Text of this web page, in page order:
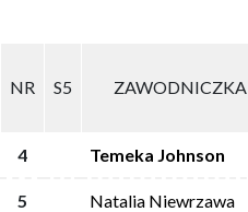
NR S5 ZAWODNICZKA
4 Temeka Johnson
5 Natalia Niewrzawa
NR S5 ZAWODNICZKA
4 Temeka Johnson
5 Natalia Niewrzawa